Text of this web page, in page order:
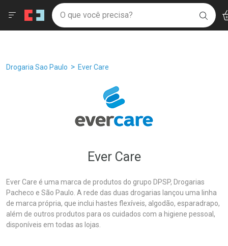
Drogaria São Paulo
Ir direto para a home
pela página
Ir direto para o conteúdo
Ir direto para a busca
Ir direto para a notificações
Faça a sua busca
O que você precisa?
Menu
Breadcrumb
Drogaria Sao Paulo Ever Care
Ever Care
Ever Care é uma marca de produtos do grupo DPSP, Drogarias
Pacheco e São Paulo. A rede das duas drogarias lançou uma linha
de marca própria, que inclui hastes flexíveis, algodão, esparadrapo,
além de outros produtos para os cuidados com a higiene pessoal,
disponíveis em todas as lojas.
Âncoras
Filtros Ordenar por